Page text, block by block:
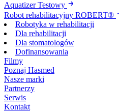
Aquatizer Testowy
Robot rehabilitacyjny ROBERT®
Robotyka w rehabilitacji
Dla rehabilitacji
Dla stomatologów
Dofinansowania
Filmy
Poznaj Hasmed
Nasze marki
Partnerzy
Serwis
Kontakt